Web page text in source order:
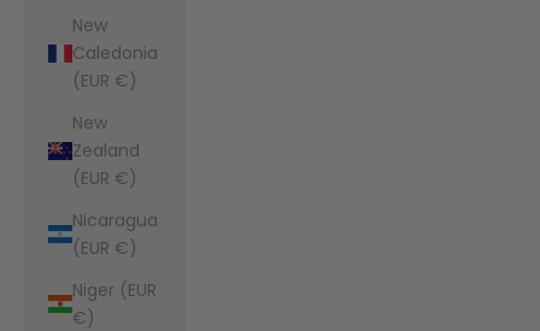
New
Caledonia
(EUR €)
New
Zealand
(EUR €)
Nicaragua
(EUR €)
Niger (EUR
€)